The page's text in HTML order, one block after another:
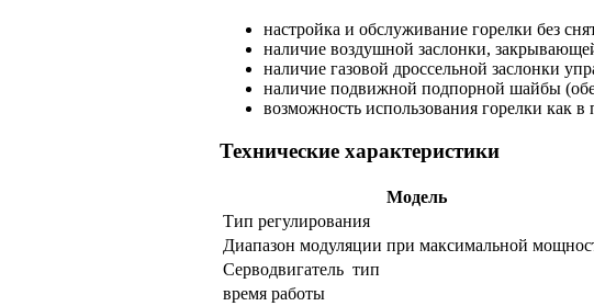
настройка и обслуживание горелки без
наличие воздушной заслонки,
наличие газовой дроссельной заслонки
наличие подвижной подпорной шайбы
возможность использования горелки как
Технические характеристики
Модель
Тип регулирования
Диапазон модуляции при максимальной
Серводвигатель тип
время работы